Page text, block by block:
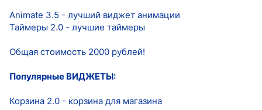
Animate 3.5 - лучший виджет анимации
Таймеры 2.0 - лучшие таймеры
Общая стоимость 2000 рублей!
Популярные ВИДЖЕТЫ:
Корзина 2.0 - корзина для магазина